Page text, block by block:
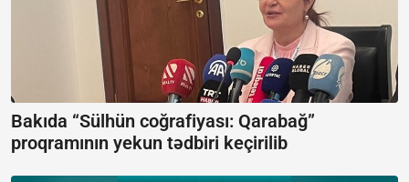
Bakıda “Sülhün coğrafiyası: Qarabağ”
proqramının yekun tədbiri keçirilib